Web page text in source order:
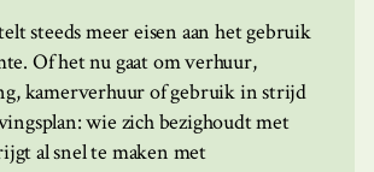
steeds meer eisen aan het gebruik
Of het nu gaat om verhuur,
kamerverhuur of gebruik in strijd
wie zich bezighoudt met
al snel te maken met